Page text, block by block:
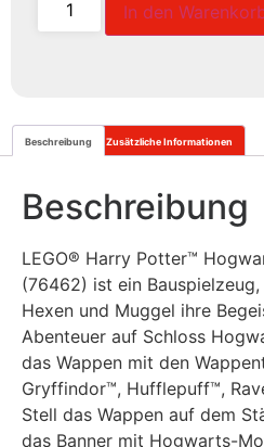
In den
Beschreibung Zusätzliche Informationen
Beschreibung
LEGO® Harry Potter™
(76462) ist ein
Hexen und Muggel ihre
Abenteuer auf Schloss
das Wappen mit den
Gryffindor™, Hufflepuff™,
Stell das Wappen auf dem
das Banner mit Hogwarts-